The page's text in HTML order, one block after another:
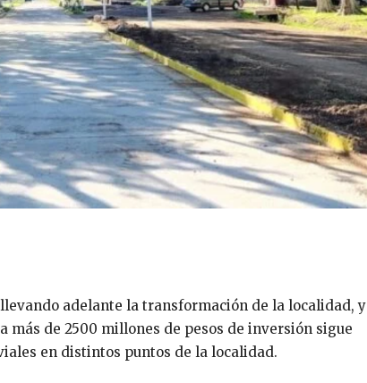
adelante la transformación de la localidad, y
más de 2500 millones de pesos de inversión sigue
en distintos puntos de la localidad.